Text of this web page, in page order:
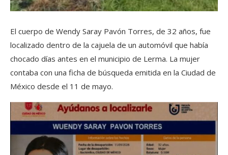
El cuerpo de Wendy Saray Pavón Torres, de 32 años, fue
localizado dentro de la cajuela de un automóvil que había
chocado días antes en el municipio de Lerma. La mujer
contaba con una ficha de búsqueda emitida en la Ciudad de
México desde el 11 de mayo.